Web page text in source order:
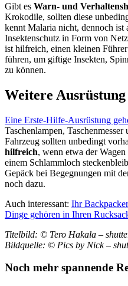
Gibt es Warn- und
Krokodile, sollten diese
kennt Malaria nicht, dennoch ist
Insektenschutz in Form von
ist hilfreich, einen kleinen
führen, um giftige Insekten,
zu können.
Weitere Ausrüstung
Eine Erste-Hilfe-Ausrüstung
Taschenlampen,
Fahrzeug sollten unbedingt
hilfreich, wenn etwa der
einem Schlammloch
Gepäck bei Begegnungen mit
noch dazu.
Auch interessant: Ihr
Dinge gehören in Ihren
Titelbild: © Tero Hakala –
Bildquelle: © Pics by Nick –
Noch mehr spannende